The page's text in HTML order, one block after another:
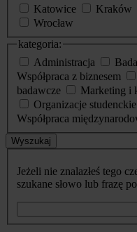
Katowice
Kraków
Wrocław
kategoria:
Administracja
Współpraca z biznesem
badawcze
Marketing i
Organizacje studenckie
Współpraca
Wyszukaj
Jeżeli nie znalazłeś tego
szukane słowo lub frazę